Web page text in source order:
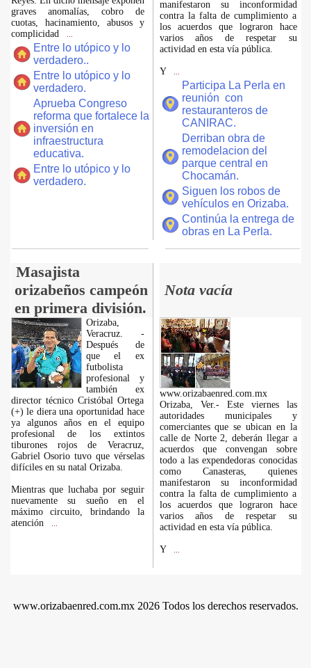
graves anomalías, cobro de
cuotas, hacinamiento, abusos y
complicidad
Entre lo utópico y lo
verdadero..
Entre lo utópico y lo
verdadero.
Aprueba Congreso
reforma que fortalece la
inversión en
infraestructura
educativa.
Entre lo utópico y lo
verdadero.
manifestaron su inconformidad
contra la falta de cumplimiento a
los acuerdos que lograron hace
varios años de respetar su
actividad en esta vía pública.
Y
Participa La Perla en
reunión con
restauranteros de
CANIRAC.
Derriban obra de
remodelacion del
parque central en
Chocamán.
Siguen los robos de
vehículos en Orizaba.
Continúa la entrega de
obras en La Perla.
Masajista
orizabeños campeón
en primera división.
Nota vacía
Orizaba,
Veracruz. -
Después de
que el ex
futbolista
profesional y
también ex
director técnico Cristóbal Ortega
(+) le diera una oportunidad hace
ya algunos años en el equipo
profesional de los extintos
tiburones rojos de Veracruz,
Gabriel Osorio tuvo que vérselas
difíciles en su natal Orizaba.
Mientras que luchaba por seguir
nuevamente su sueño en el
máximo circuito, brindando la
atención
www.orizabaenred.com.mx
Orizaba, Ver.- Este viernes las
autoridades municipales y
comerciantes que se ubican en la
calle de Norte 2, deberán llegar a
acuerdos que convengan sobre
todo a las expendedoras conocidas
como Canasteras, quienes
manifestaron su inconformidad
contra la falta de cumplimiento a
los acuerdos que lograron hace
varios años de respetar su
actividad en esta vía pública.
Y
www.orizabaenred.com.mx 2026 Todos los derechos reservados.